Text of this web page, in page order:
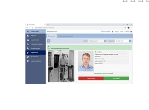
Купить в 1 клик
К сравнению
В избранное
Под заказ